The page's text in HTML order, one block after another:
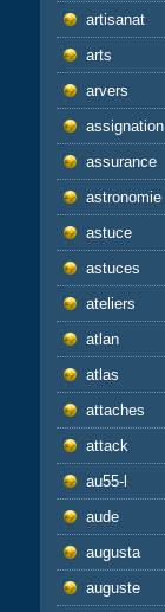
artisanat
arts
arvers
assignation
assurance
astronomie
astuce
astuces
ateliers
atlan
atlas
attaches
attack
au55-l
aude
augusta
auguste